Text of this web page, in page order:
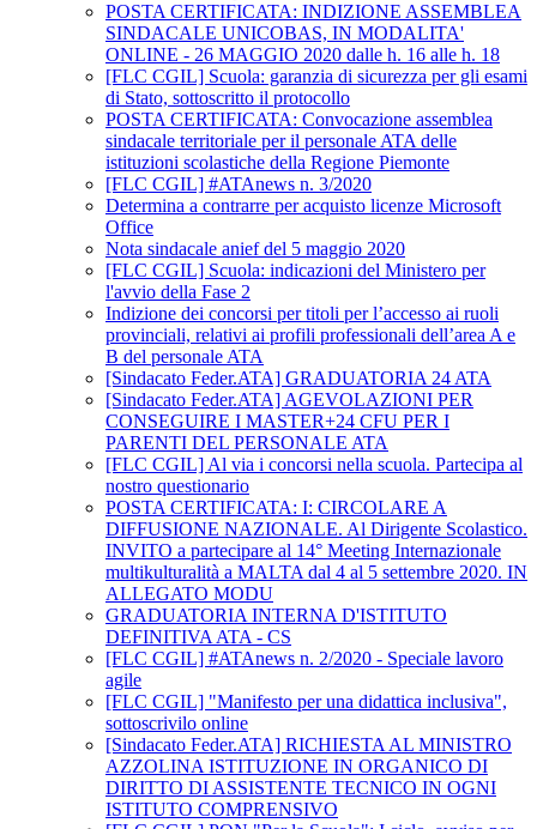
POSTA CERTIFICATA: INDIZIONE ASSEMBLEA
SINDACALE UNICOBAS, IN MODALITA'
ONLINE - 26 MAGGIO 2020 dalle h. 16 alle h. 18
[FLC CGIL] Scuola: garanzia di sicurezza per gli esami
di Stato, sottoscritto il protocollo
POSTA CERTIFICATA: Convocazione assemblea
sindacale territoriale per il personale ATA delle
istituzioni scolastiche della Regione Piemonte
[FLC CGIL] #ATAnews n. 3/2020
Determina a contrarre per acquisto licenze Microsoft
Office
Nota sindacale anief del 5 maggio 2020
[FLC CGIL] Scuola: indicazioni del Ministero per
l'avvio della Fase 2
Indizione dei concorsi per titoli per l’accesso ai ruoli
provinciali, relativi ai profili professionali dell’area A e
B del personale ATA
[Sindacato Feder.ATA] GRADUATORIA 24 ATA
[Sindacato Feder.ATA] AGEVOLAZIONI PER
CONSEGUIRE I MASTER+24 CFU PER I
PARENTI DEL PERSONALE ATA
[FLC CGIL] Al via i concorsi nella scuola. Partecipa al
nostro questionario
POSTA CERTIFICATA: I: CIRCOLARE A
DIFFUSIONE NAZIONALE. Al Dirigente Scolastico.
INVITO a partecipare al 14° Meeting Internazionale
multikulturalità a MALTA dal 4 al 5 settembre 2020. IN
ALLEGATO MODU
GRADUATORIA INTERNA D'ISTITUTO
DEFINITIVA ATA - CS
[FLC CGIL] #ATAnews n. 2/2020 - Speciale lavoro
agile
[FLC CGIL] "Manifesto per una didattica inclusiva",
sottoscrivilo online
[Sindacato Feder.ATA] RICHIESTA AL MINISTRO
AZZOLINA ISTITUZIONE IN ORGANICO DI
DIRITTO DI ASSISTENTE TECNICO IN OGNI
ISTITUTO COMPRENSIVO